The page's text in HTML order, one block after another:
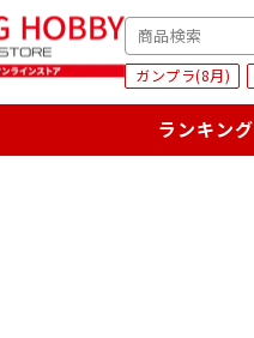
SEARCH
ガンプラ(8月)
ランキング